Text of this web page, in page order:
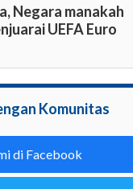
Negara manakah
UEFA Euro
Komunitas
di Facebook